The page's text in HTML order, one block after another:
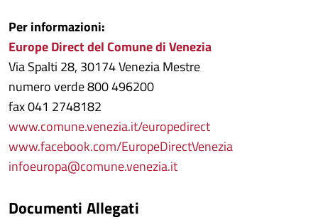
Per informazioni:
Europe Direct del Comune di Venezia
Via Spalti 28, 30174 Venezia Mestre
numero verde 800 496200
fax 041 2748182
www.comune.venezia.it/europedirect
www.facebook.com/EuropeDirectVenezia
infoeuropa@comune.venezia.it
Documenti Allegati